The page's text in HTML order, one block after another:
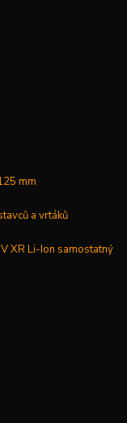
mm
a vrtáků
XR Li-Ion samostatný